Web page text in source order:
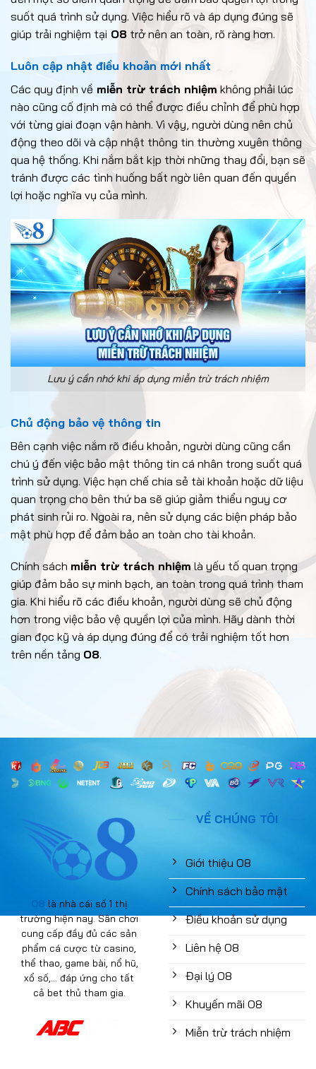
suốt quá trình sử dụng. Việc hiểu rõ và áp dụng đúng sẽ
giúp trải nghiệm tại O8 trở nên an toàn, rõ ràng hơn.
Luôn cập nhật điều khoản mới nhất
Các quy định về miễn trừ trách nhiệm không phải lúc
nào cũng cố định mà có thể được điều chỉnh để phù hợp
với từng giai đoạn vận hành. Vì vậy, người dùng nên chủ
động theo dõi và cập nhật thông tin thường xuyên thông
qua hệ thống. Khi nắm bắt kịp thời những thay đổi, bạn sẽ
tránh được các tình huống bất ngờ liên quan đến quyền
lợi hoặc nghĩa vụ của mình.
Lưu ý cần nhớ khi áp dụng miễn trừ trách nhiệm
Chủ động bảo vệ thông tin
Bên cạnh việc nắm rõ điều khoản, người dùng cũng cần
chú ý đến việc bảo mật thông tin cá nhân trong suốt quá
trình sử dụng. Việc hạn chế chia sẻ tài khoản hoặc dữ liệu
quan trọng cho bên thứ ba sẽ giúp giảm thiểu nguy cơ
phát sinh rủi ro. Ngoài ra, nên sử dụng các biện pháp bảo
mật phù hợp để đảm bảo an toàn cho tài khoản.
Chính sách miễn trừ trách nhiệmlà yếu tố quan trọng
giúp đảm bảo sự minh bạch, an toàn trong quá trình tham
gia. Khi hiểu rõ các điều khoản, người dùng sẽ chủ động
hơn trong việc bảo vệ quyền lợi của mình. Hãy dành thời
gian đọc kỹ và áp dụng đúng để có trải nghiệm tốt hơn
trên nền tảng O8.
là nhà cái số 1 thị
trường hiện nay. Sân chơi
cung cấp đầy đủ các sản
phẩm cá cược từ casino,
thể thao, game bài, nổ hũ,
xổ số,... đáp ứng cho tất
cả bet thủ tham gia.
VỀ CHÚNG TÔI
Giới thiệu O8
Chính sách bảo mật
Điều khoản sử dụng
Liên hệ O8
Đại lý O8
Khuyến mãi O8
Miễn trừ trách nhiệm